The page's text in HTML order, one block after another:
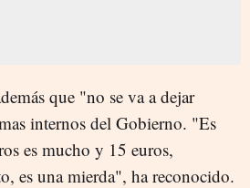
que "no se va a dejar
internos del Gobierno. "Es
es mucho y 15 euros,
es una mierda", ha reconocido.